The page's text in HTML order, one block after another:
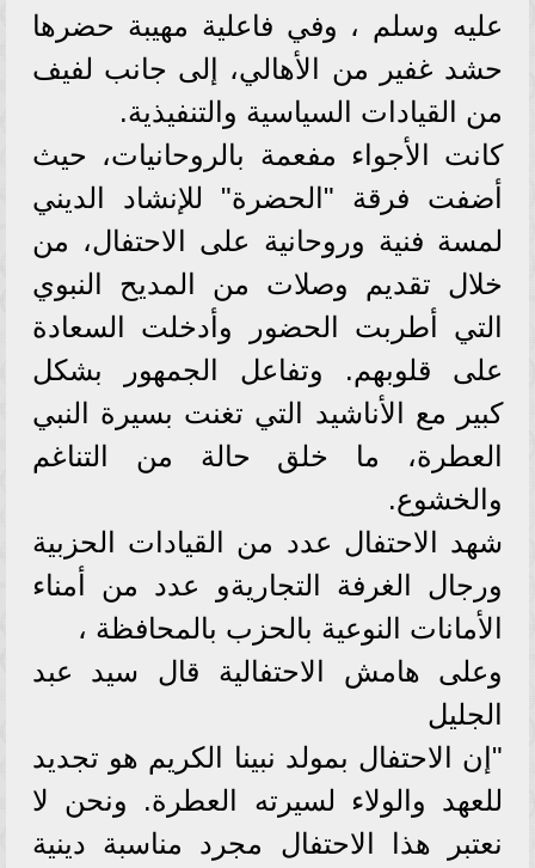
عليه وسلم ، وفي فاعلية مهيبة حضرها
حشد غفير من الأهالي، إلى جانب لفيف
من القيادات السياسية والتنفيذية.
كانت الأجواء مفعمة بالروحانيات، حيث
أضفت فرقة "الحضرة" للإنشاد الديني
لمسة فنية وروحانية على الاحتفال، من
خلال تقديم وصلات من المديح النبوي
التي أطربت الحضور وأدخلت السعادة
على قلوبهم. وتفاعل الجمهور بشكل
كبير مع الأناشيد التي تغنت بسيرة النبي
العطرة، ما خلق حالة من التناغم
والخشوع.
شهد الاحتفال عدد من القيادات الحزبية
ورجال الغرفة التجاريةو عدد من أمناء
الأمانات النوعية بالحزب بالمحافظة ،
وعلى هامش الاحتفالية قال سيد عبد
الجليل
"إن الاحتفال بمولد نبينا الكريم هو تجديد
للعهد والولاء لسيرته العطرة. ونحن لا
نعتبر هذا الاحتفال مجرد مناسبة دينية